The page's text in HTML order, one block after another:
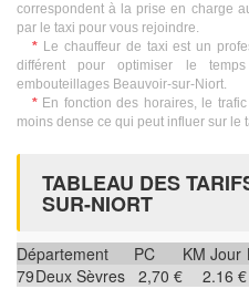
correspondent à la prise en charge
par le taxi pour vous rejoindre.
* Le chauffeur de taxi est un
différent pour optimiser le
embouteillages Beauvoir-sur-Niort.
*En fonction des horaires, le
moins dense ce qui peut influer sur le
TABLEAU DES
SUR-NIORT
Département PC KM Jour
79Deux Sèvres 2,70 € 2.16 €